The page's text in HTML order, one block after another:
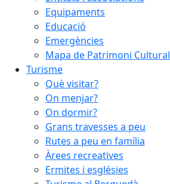
Equipaments
Educació
Emergències
Mapa de Patrimoni Cultural
Turisme
Què visitar?
On menjar?
On dormir?
Grans travesses a peu
Rutes a peu en família
Àrees recreatives
Ermites i esglésies